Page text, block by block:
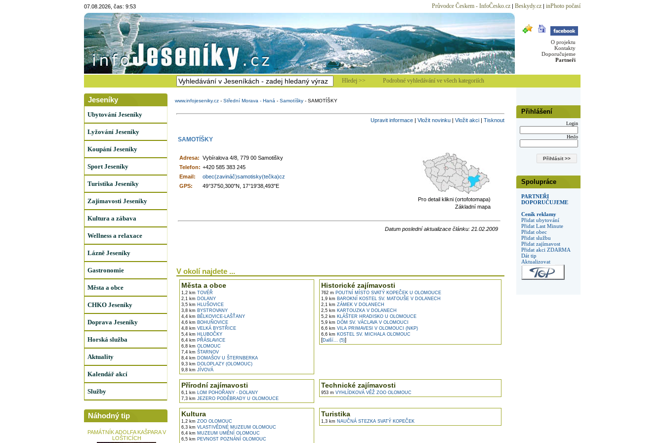
07.08.2026, čas: 9:53 Průvodce Českem - InfoČesko.cz| Beskydy.cz| inPhoto počasí
O projektu
Kontakty
Doporučujeme
Partneři
Hledej >> Podrobné vyhledávání ve všech kategoriích
Přihlášení
Login
Heslo
Spolupráce
PARTNEŘI
DOPORUČUJEME
Ceník reklamy
Přidat ubytování
Přidat Last Minute
Přidat obec
Přidat službu
Přidat zajímavost
Přidat akci ZDARMA
Dát tip
Aktualizovat
Jeseníky
Ubytování Jeseníky
Lyžování Jeseníky
Koupání Jeseníky
Sport Jeseníky
Turistika Jeseníky
Zajímavosti Jeseníky
Kultura a zábava
Wellness a relaxace
Lázně Jeseníky
Gastronomie
Města a obce
CHKO Jeseníky
Doprava Jeseníky
Horská služba
Aktuality
Kalendář akcí
Služby
Náhodný tip
PAMÁTNÍK ADOLFA KAŠPARA V
LOŠTICÍCH
www.infojeseniky.cz- Střední Morava - Haná - Samotíšky- SAMOTÍŠKY
Upravit informace| Vložit novinku| Vložit akci| Tisknout
SAMOTÍŠKY
Adresa: Vybíralova 4/8, 779 00 Samotišky
Telefon: +420 585 383 245
Email:
obec(zavináč)samotisky(tečka)cz
GPS:
49°37'50,300"N, 17°19'38,493"E
Pro detail klikni (ortofotomapa)
Základní mapa
Datum poslední aktualizace článku: 21.02.2009
V okolí najdete ...
Města a obce
1,2 km TOVÉŘ
2,1 km DOLANY
3,5 km HLUŠOVICE
3,8 km BYSTROVANY
4,4 km BĚLKOVICE-LAŠŤANY
4,6 km BOHUŇOVICE
4,8 km VELKÁ BYSTŘICE
5,4 km HLUBOČKY
6,4 km PŘÁSLAVICE
6,8 km OLOMOUC
7,4 km ŠTARNOV
8,4 km DOMAŠOV U ŠTERNBERKA
9,3 km DOLOPLAZY (OLOMOUC)
9,8 km JÍVOVÁ
Historické zajímavosti
762 m POUTNÍ MÍSTO SVATÝ KOPEČEK U OLOMOUCE
1,9 km BAROKNÍ KOSTEL SV. MATOUŠE V DOLANECH
2,1 km ZÁMEK V DOLANECH
2,5 km KARTOUZKA V DOLANECH
5,2 km KLÁŠTER HRADISKO U OLOMOUCE
5,9 km DÓM SV. VÁCLAVA V OLOMOUCI
6,6 km VILA PRIMAVESI V OLOMOUCI (NKP)
6,6 km KOSTEL SV. MICHALA OLOMOUC
[Další... (5)]
Přírodní zajímavosti
6,1 km LOM POHOŘANY - DOLANY
7,3 km JEZERO PODĚBRADY U OLOMOUCE
Technické zajímavosti
953 m VYHLÍDKOVÁ VĚŽ ZOO OLOMOUC
Kultura
1,2 km ZOO OLOMOUC
6,3 km VLASTIVĚDNÉ MUZEUM OLOMOUC
6,4 km MUZEUM UMĚNÍ OLOMOUC
6,5 km PEVNOST POZNÁNÍ OLOMOUC
Turistika
1,3 km NAUČNÁ STEZKA SVATÝ KOPEČEK